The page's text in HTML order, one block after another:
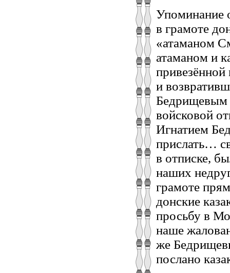
Упоминание
в грамоте
«атаманом
атаманом и
и
Бедрищевым
войсковой
Игнатием
прислать…
в отписке,
наших
грамоте
донские
просьбу в
наше
же
послано